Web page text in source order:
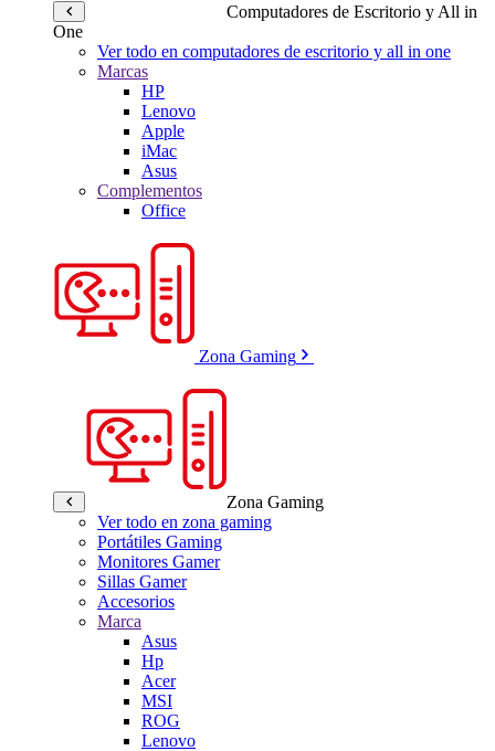
Computadores de Escritorio y All in
One
Ver todo en computadores de escritorio y all in one
Marcas
HP
Lenovo
Apple
iMac
Asus
Complementos
Office
Zona Gaming
Zona Gaming
Ver todo en zona gaming
Portátiles Gaming
Monitores Gamer
Sillas Gamer
Accesorios
Marca
Asus
Hp
Acer
MSI
ROG
Lenovo